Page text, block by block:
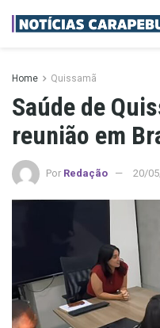
Home Quissamã
Saúde de
reunião em
Por Redação 20/